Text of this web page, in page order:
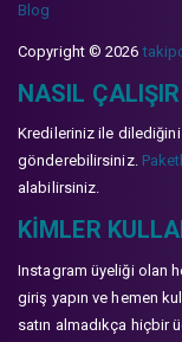
Blog
Copyright © 2026
NASIL ÇALIŞIR
Kredileriniz ile
gönderebilirsiniz.
alabilirsiniz.
KIMLER
Instagram üyeliği olan
giriş yapın ve hemen
satın almadıkça hiçbir